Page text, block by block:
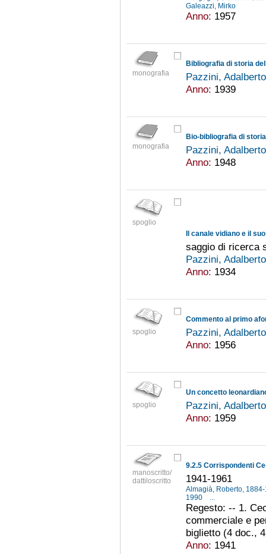
Galeazzi, Mirko
Anno: 1957
monografia
Bibliografia di storia
Pazzini,
Anno: 1939
monografia
Bio-bibliografia di
Pazzini,
Anno: 1948
spoglio
Il canale vidiano e il
saggio di ricerca
Pazzini,
Anno: 1934
spoglio
Commento al primo
Pazzini,
Anno: 1956
spoglio
Un concetto
Pazzini,
Anno: 1959
manoscritto/
dattiloscritto
9.2.5 Corrispondenti
1941-1961
Almagià, Roberto,
1990
...
Regesto: -- 1.
commerciale e
biglietto (4 doc.,
Anno: 1941